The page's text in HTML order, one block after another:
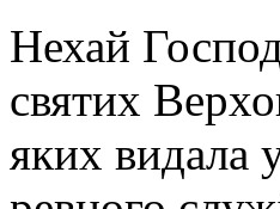
Нехай
святих
яких видала